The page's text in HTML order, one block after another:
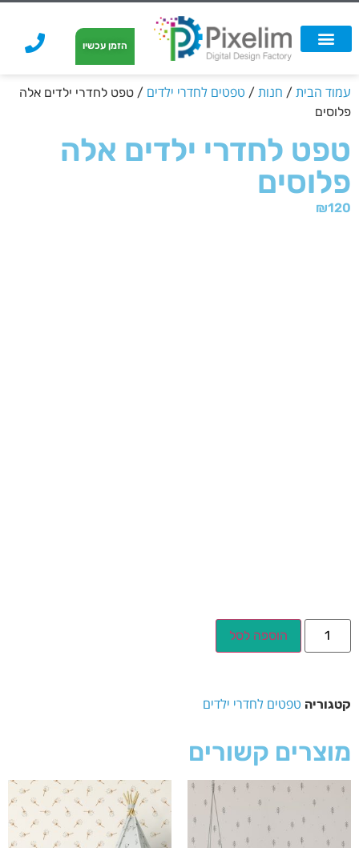
הזמן עכשיו
עמוד הבית / חנות / טפטים לחדרי ילדים / טפט לחדרי ילדים אלה
פלוסים
טפט לחדרי ילדים אלה
פלוסים
₪120
הוספה לסל
קטגוריה טפטים לחדרי ילדים
מוצרים קשורים